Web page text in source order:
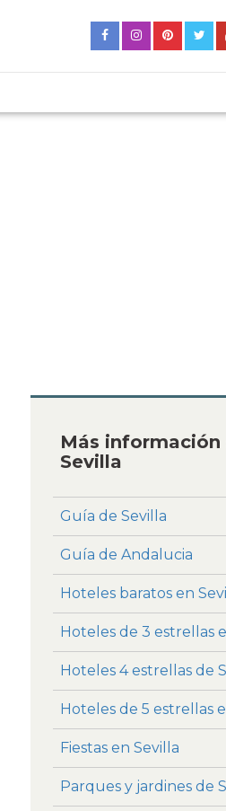
Más información
Sevilla
Guía de Sevilla
Guía de Andalucia
Hoteles baratos en
Hoteles de 3 estrellas
Hoteles 4 estrellas de
Hoteles de 5 estrellas
Fiestas en Sevilla
Parques y jardines de